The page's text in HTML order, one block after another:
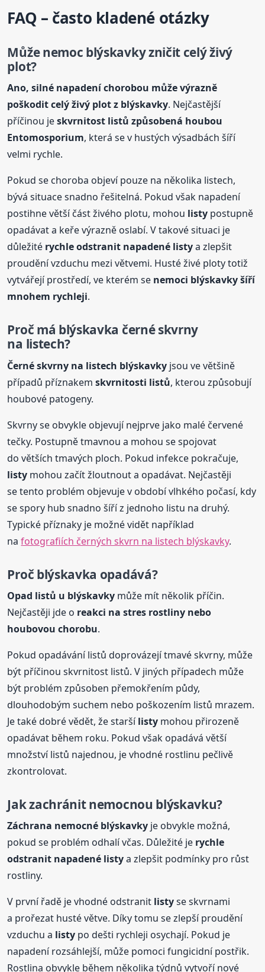
FAQ – často kladené otázky
Může nemoc blýskavky zničit celý živý
plot?
Ano, silné napadení chorobou může výrazně
poškodit celý živý plot z blýskavky. Nejčastější
příčinou jeskvrnitost listů způsobená houbou
Entomosporium, která se v hustých výsadbách šíří
velmi rychle.
Pokud se choroba objeví pouze na několika listech,
bývá situace snadno řešitelná. Pokud však napadení
postihne větší část živého plotu, mohou listy postupně
opadávat a keře výrazně oslabí. V takové situaci je
důležité rychle odstranit napadené listya zlepšit
proudění vzduchu mezi větvemi. Husté živé ploty totiž
vytvářejí prostředí, ve kterém se nemoci blýskavky šíří
mnohem rychleji.
Proč má blýskavka černé skvrny
na listech?
Černé skvrny na listech blýskavky jsou ve většině
případů příznakemskvrnitosti listů, kterou způsobují
houbové patogeny.
Skvrny se obvykle objevují nejprve jako malé červené
tečky. Postupně tmavnou a mohou se spojovat
do větších tmavých ploch. Pokud infekce pokračuje,
listy mohou začít žloutnout a opadávat. Nejčastěji
se tento problém objevuje v období vlhkého počasí, kdy
se spory hub snadno šíří z jednoho listu na druhý.
Typické příznaky je možné vidět například
nafotografiích černých skvrn na listech blýskavky.
Proč blýskavka opadává?
Opad listů u blýskavky může mít několik příčin.
Nejčastěji jde o reakci na stres rostliny nebo
houbovou chorobu.
Pokud opadávání listů doprovázejí tmavé skvrny, může
být příčinou skvrnitost listů. V jiných případech může
být problém způsoben přemokřením půdy,
dlouhodobým suchem nebo poškozením listů mrazem.
Je také dobré vědět, že staršílisty mohou přirozeně
opadávat během roku. Pokud však opadává větší
množství listů najednou, je vhodné rostlinu pečlivě
zkontrolovat.
Jak zachránit nemocnou blýskavku?
Záchrana nemocné blýskavky je obvykle možná,
pokud se problém odhalí včas. Důležité je rychle
odstranit napadené listya zlepšit podmínky pro růst
rostliny.
V první řadě je vhodné odstranit listyse skvrnami
a prořezat husté větve. Díky tomu se zlepší proudění
vzduchu a listy po dešti rychleji osychají. Pokud je
napadení rozsáhlejší, může pomoci fungicidní postřik.
Rostlina obvykle během několika týdnů vytvoří nové